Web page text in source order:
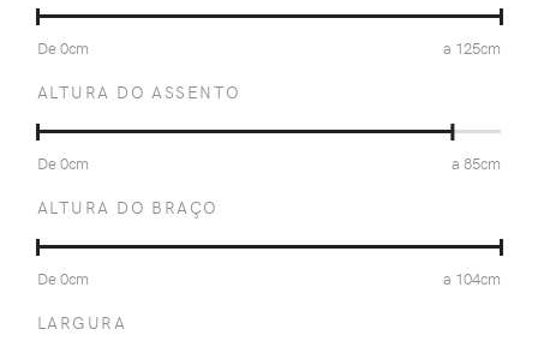
De0cm a 125cm
ALTURA DO ASSENTO
De0cm a 85cm
ALTURA DO BRAÇO
De0cm a 104cm
LARGURA